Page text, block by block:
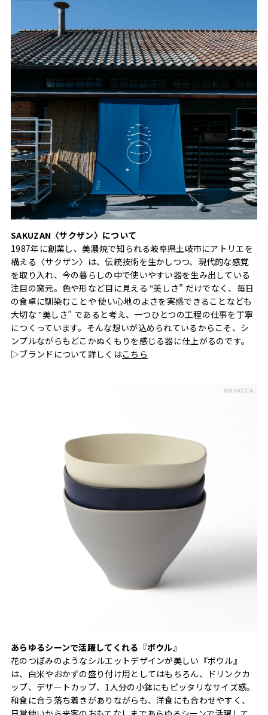
SAKUZAN〈サクザン〉について
1987年に創業し、美濃焼で知られる岐阜県土岐市にアトリエを
構える〈サクザン〉は、伝統技術を生かしつつ、現代的な感覚
を取り入れ、今の暮らしの中で使いやすい器を生み出している
注目の窯元。色や形など目に見える ‟美しさ” だけでなく、毎日
の食卓に馴染むことや 使い心地のよさを実感できることなども
大切な ‟美しさ” であると考え、一つひとつの工程の仕事を丁寧
につくっています。そんな想いが込められているからこそ、シ
ンプルながらもどこかぬくもりを感じる器に仕上がるのです。
▷ブランドについて詳しくはこちら
あらゆるシーンで活躍してくれる『ボウル』
花のつぼみのようなシルエットデザインが美しい『ボウル』
は、白米やおかずの盛り付け用としてはもちろん、ドリンクカ
ップ、デザートカップ、1人分の小鉢にもピッタリなサイズ感。
和食に合う落ち着きがありながらも、洋食にも合わせやすく、